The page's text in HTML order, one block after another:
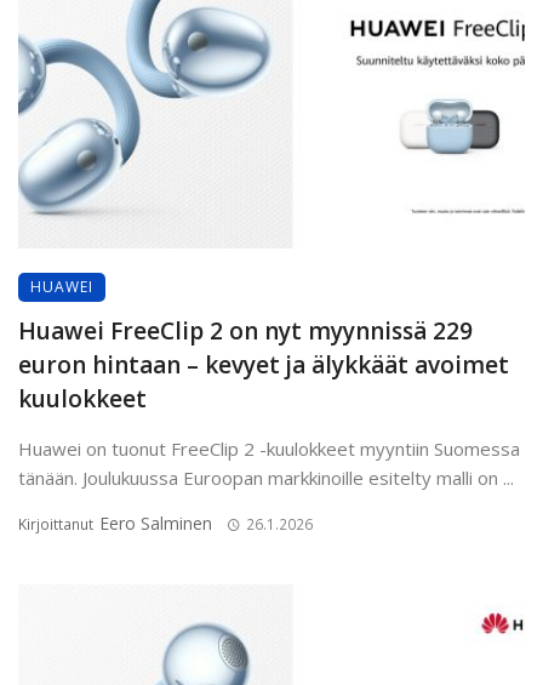
HUAWEI
Huawei FreeClip 2 on nyt myynnissä 229
euron hintaan – kevyet ja älykkäät avoimet
kuulokkeet
Huawei on tuonut FreeClip 2 -kuulokkeet myyntiin Suomessa
tänään. Joulukuussa Euroopan markkinoille esitelty malli on ...
Kirjoittanut Eero Salminen 26.1.2026